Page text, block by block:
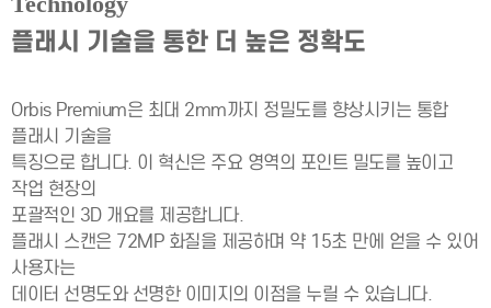
플래시 기술을 통한 더 높은 정확도
Orbis Premium은 최대 2mm까지 정밀도를 향상시키는 통합
플래시 기술을
특징으로 합니다. 이 혁신은 주요 영역의 포인트 밀도를 높이고
작업 현장의
포괄적인 3D 개요를 제공합니다.
플래시 스캔은 72MP 화질을 제공하며 약 15초 만에 얻을 수 있어
사용자는
데이터 선명도와 선명한 이미지의 이점을 누릴 수 있습니다.